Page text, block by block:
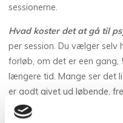
sessionerne.
Hvad koster det at gå til
per session. Du vælger selv
forløb, om det er een
længere tid. Mange ser det
er godt givet ud løbende,
“gået i stykker”.